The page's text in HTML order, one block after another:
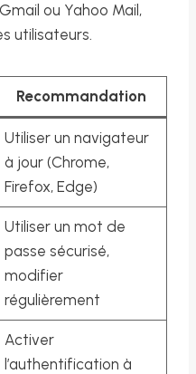
ou Yahoo Mail,
utilisateurs.
Recommandation
Utiliser un navigateur
à jour (Chrome,
Firefox, Edge)
Utiliser un mot de
passe sécurisé,
modifier
régulièrement
Activer
l’authentification à